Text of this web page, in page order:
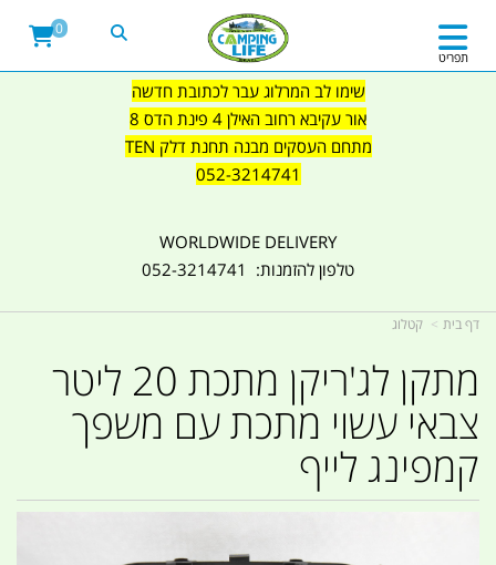
שימו לב המרלוג עבר לכתובת חדשה
אור עקיבא רחוב האילן 4 פינת הדס 8
מתחם העסקים מבנה תחנת דלק TEN
052-3214741
WORLDWIDE DELIVERY
טלפון להזמנות: 052-3214741
תפריט
0
דף בית קטלוג
מתקן לג'ריקן מתכת 20 ליטר
צבאי עשוי מתכת עם משפך
קמפינג לייף